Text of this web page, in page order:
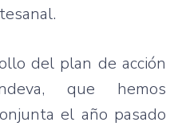
del plan de acción
que hemos
el año pasado